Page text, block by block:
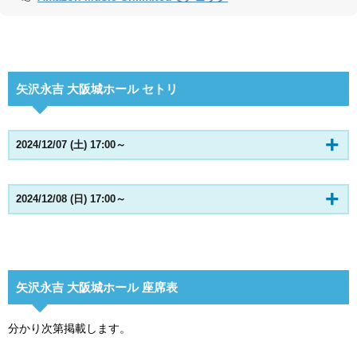
矢沢永吉 大阪城ホール セトリ
2024/12/07 (土) 17:00～
2024/12/08 (日) 17:00～
矢沢永吉 大阪城ホール 座席表
分かり次第掲載します。